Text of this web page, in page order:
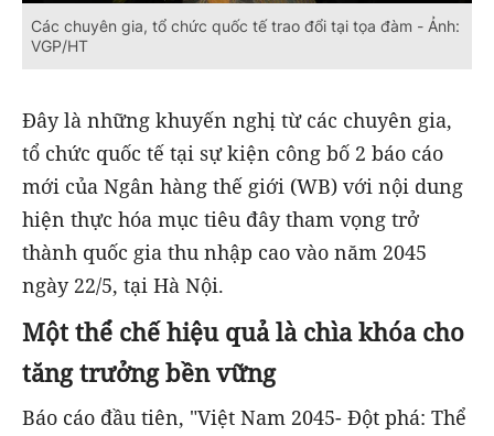
Các chuyên gia, tổ chức quốc tế trao đổi tại tọa đàm - Ảnh:
VGP/HT
Đây là những khuyến nghị từ các chuyên gia,
tổ chức quốc tế tại sự kiện công bố 2 báo cáo
mới của Ngân hàng thế giới (WB) với nội dung
hiện thực hóa mục tiêu đây tham vọng trở
thành quốc gia thu nhập cao vào năm 2045
ngày 22/5, tại Hà Nội.
Một thể chế hiệu quả là chìa khóa cho
tăng trưởng bền vững
Báo cáo đầu tiên, "Việt Nam 2045- Đột phá: Thể